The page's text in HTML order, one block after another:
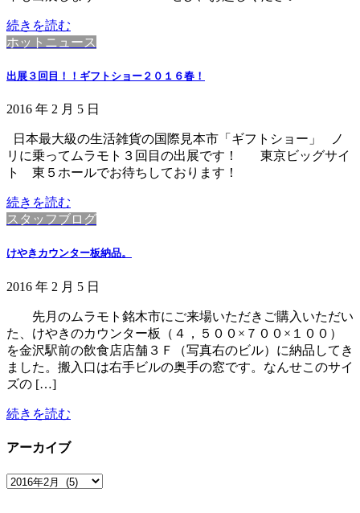
続きを読む
ホットニュース
出展３回目！！ギフトショー２０１６春！
2016 年 2 月 5 日
日本最大級の生活雑貨の国際見本市「ギフトショー」 ノ
リに乗ってムラモト３回目の出展です！ 東京ビッグサイ
ト 東５ホールでお待ちしております！
続きを読む
スタッフブログ
けやきカウンター板納品。
2016 年 2 月 5 日
先月のムラモト銘木市にご来場いただきご購入いただい
た、けやきのカウンター板（４，５００×７００×１００）
を金沢駅前の飲食店店舗３Ｆ（写真右のビル）に納品してき
ました。搬入口は右手ビルの奥手の窓です。なんせこのサイ
ズの […]
続きを読む
アーカイブ
ア